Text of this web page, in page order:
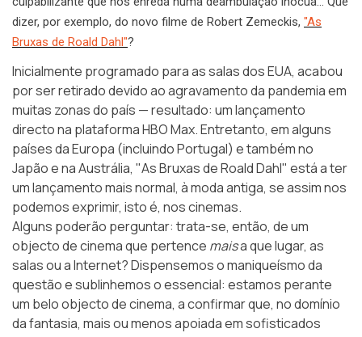
dizer, por exemplo, do novo filme de Robert Zemeckis, "As
Bruxas de Roald Dahl"?
Inicialmente programado para as salas dos EUA, acabou
por ser retirado devido ao agravamento da pandemia em
muitas zonas do país — resultado: um lançamento
directo na plataforma HBO Max. Entretanto, em alguns
países da Europa (incluindo Portugal) e também no
Japão e na Austrália, "As Bruxas de Roald Dahl" está a ter
um lançamento mais normal, à moda antiga, se assim nos
podemos exprimir, isto é, nos cinemas.
Alguns poderão perguntar: trata-se, então, de um
objecto de cinema que pertence maisa que lugar, as
salas ou a Internet? Dispensemos o maniqueísmo da
questão e sublinhemos o essencial: estamos perante
um belo objecto de cinema, a confirmar que, no domínio
da fantasia, mais ou menos apoiada em sofisticados